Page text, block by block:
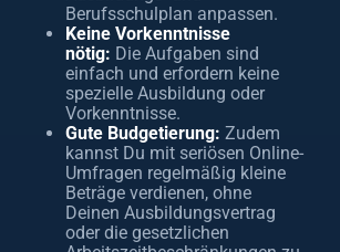
Berufsschulplan anpassen.
Keine Vorkenntnisse
nötig: Die Aufgaben sind
einfach und erfordern keine
spezielle Ausbildung oder
Vorkenntnisse.
Gute Budgetierung: Zudem
kannst Du mit seriösen Online-
Umfragen regelmäßig kleine
Beträge verdienen, ohne
Deinen Ausbildungsvertrag
oder die gesetzlichen